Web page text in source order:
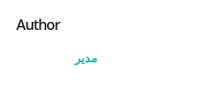
Author
مدیر